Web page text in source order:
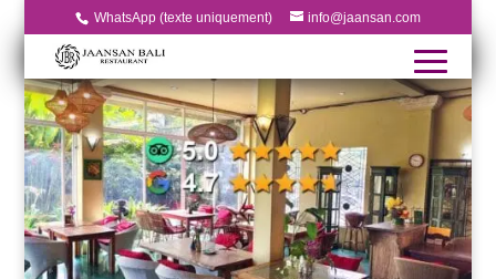
WhatsApp (texte uniquement) info@jaansan.com